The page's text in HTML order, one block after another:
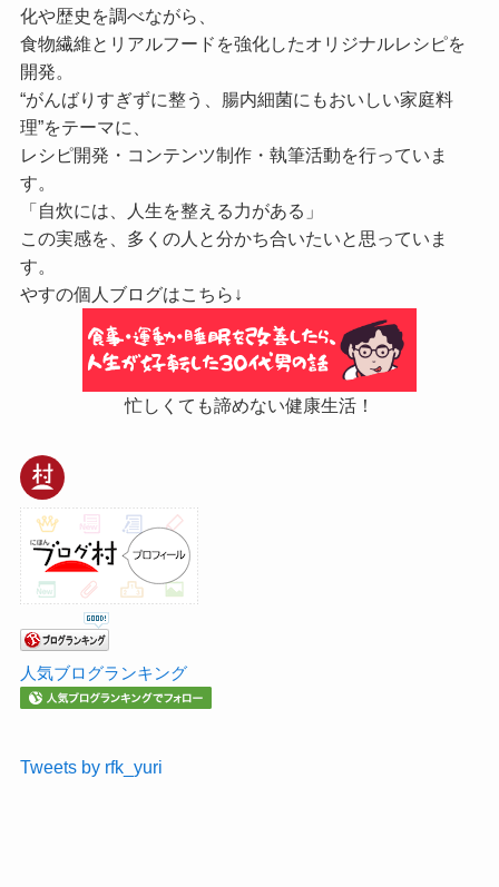
化や歴史を調べながら、
食物繊維とリアルフードを強化したオリジナルレシピを
開発。
“がんばりすぎずに整う、腸内細菌にもおいしい家庭料
理”をテーマに、
レシピ開発・コンテンツ制作・執筆活動を行っていま
す。
「自炊には、人生を整える力がある」
この実感を、多くの人と分かち合いたいと思っていま
す。
やすの個人ブログはこちら↓
忙しくても諦めない健康生活！
人気ブログランキング
Tweets by rfk_yuri